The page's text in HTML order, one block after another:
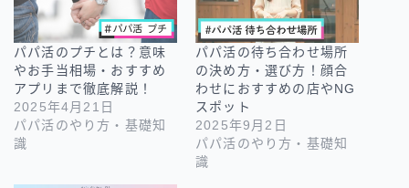
パパ活のプチとは？意味
やお手当相場・おすすめ
アプリまで徹底解説！
2025年4月21日
パパ活のやり方・基礎知
識
パパ活の待ち合わせ場所
の決め方・選び方！顔合
わせにおすすめの店やNG
スポット
2025年9月2日
パパ活のやり方・基礎知
識